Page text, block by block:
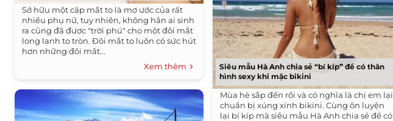
Sở hữu một cặp mắt to là mơ ước của rất
nhiều phụ nữ, tuy nhiên, không hẳn ai sinh
ra cũng đã được "trời phú" cho một đôi mắt
long lanh to tròn. Đôi mắt to luôn có sức hút
hơn những đôi mắt...
Xem thêm
Siêu mẫu Hà Anh chia sẻ “bí kíp” để có thân
hình sexy khi mặc bikini
Mùa hè sắp đến rồi và có nghĩa là chị em lại
chuẩn bị xúng xính bikini. Cùng ôn luyện
lại bí kíp mà siêu mẫu Hà Anh chia sẻ để có